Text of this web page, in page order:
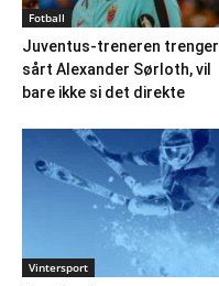
Fotball
Juventus-treneren trenger
sårt Alexander Sørloth, vil
bare ikke si det direkte
Vintersport